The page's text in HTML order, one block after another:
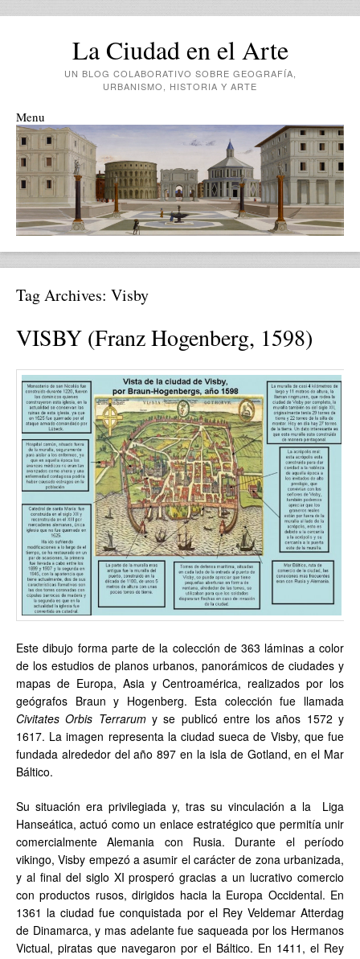
La Ciudad en el Arte
UN BLOG COLABORATIVO SOBRE GEOGRAFÍA,
URBANISMO, HISTORIA Y ARTE
Menu
Skip to content
Tag Archives: Visby
VISBY (Franz Hogenberg, 1598)
Este dibujo forma parte de la colección de 363 láminas a color
de los estudios de planos urbanos, panorámicos de ciudades y
mapas de Europa, Asia y Centroamérica, realizados por los
geógrafos Braun y Hogenberg. Esta colección fue llamada
Civitates Orbis Terrarumy se publicó entre los años 1572 y
1617. La imagen representa la ciudad sueca de Visby, que fue
fundada alrededor del año 897 en la isla de Gotland, en el Mar
Báltico.
Su situación era privilegiada y, tras su vinculación a la Liga
Hanseática, actuó como un enlace estratégico que permitía unir
comercialmente Alemania con Rusia. Durante el período
vikingo, Visby empezó a asumir el carácter de zona urbanizada,
y al final del siglo XI prosperó gracias a un lucrativo comercio
con productos rusos, dirigidos hacia la Europa Occidental. En
1361 la ciudad fue conquistada por el Rey Veldemar Atterdag
de Dinamarca, y mas adelante fue saqueada por los Hermanos
Victual, piratas que navegaron por el Báltico. En 1411, el Rey